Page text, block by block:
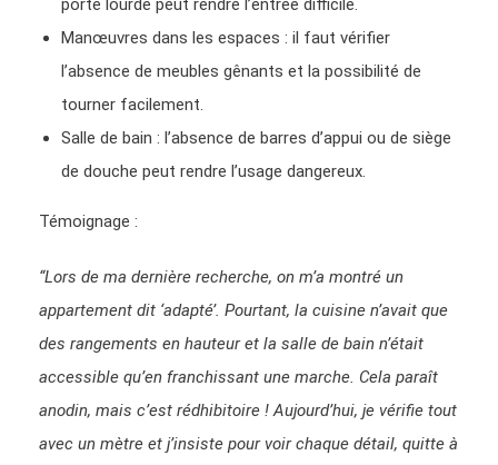
porte lourde peut rendre l’entrée difficile.
Manœuvres dans les espaces : il faut vérifier
l’absence de meubles gênants et la possibilité de
tourner facilement.
Salle de bain : l’absence de barres d’appui ou de siège
de douche peut rendre l’usage dangereux.
Témoignage :
“Lors de ma dernière recherche, on m’a montré un
appartement dit ‘adapté’. Pourtant, la cuisine n’avait que
des rangements en hauteur et la salle de bain n’était
accessible qu’en franchissant une marche. Cela paraît
anodin, mais c’est rédhibitoire ! Aujourd’hui, je vérifie tout
avec un mètre et j’insiste pour voir chaque détail, quitte à